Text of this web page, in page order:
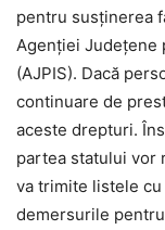
pentru susţinerea
Agenţiei Judeţene
(AJPIS). Dacă
continuare de
aceste drepturi.
partea statului vor
va trimite listele
demersurile